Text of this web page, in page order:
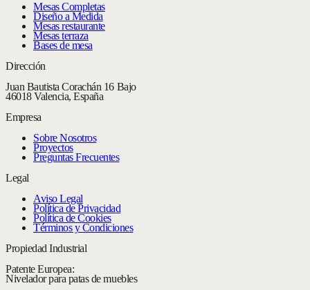
Mesas Completas
Diseño a Medida
Mesas restaurante
Mesas terraza
Bases de mesa
Dirección
Juan Bautista Corachán 16 Bajo
46018 Valencia, España
Empresa
Sobre Nosotros
Proyectos
Preguntas Frecuentes
Legal
Aviso Legal
Política de Privacidad
Política de Cookies
Términos y Condiciones
Propiedad Industrial
Patente Europea:
Nivelador para patas de muebles